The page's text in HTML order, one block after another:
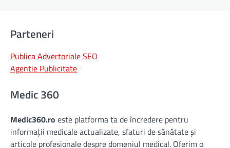
Parteneri
Publica Advertoriale SEO
Agentie Publicitate
Medic 360
Medic360.ro este platforma ta de încredere pentru
informații medicale actualizate, sfaturi de sănătate și
articole profesionale despre domeniul medical. Oferim o